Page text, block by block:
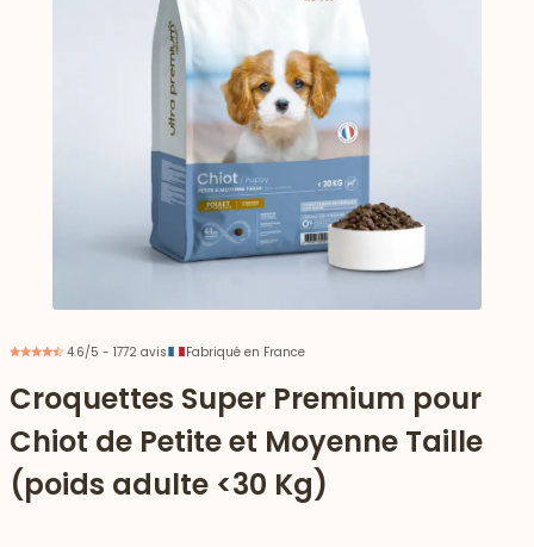
4.6/5 - 1772 avis Fabriqué en France
Croquettes Super Premium pour
Chiot de Petite et Moyenne Taille
(poids adulte <30 Kg)